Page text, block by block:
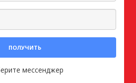
ПОЛУЧИТЬ
мессенджер